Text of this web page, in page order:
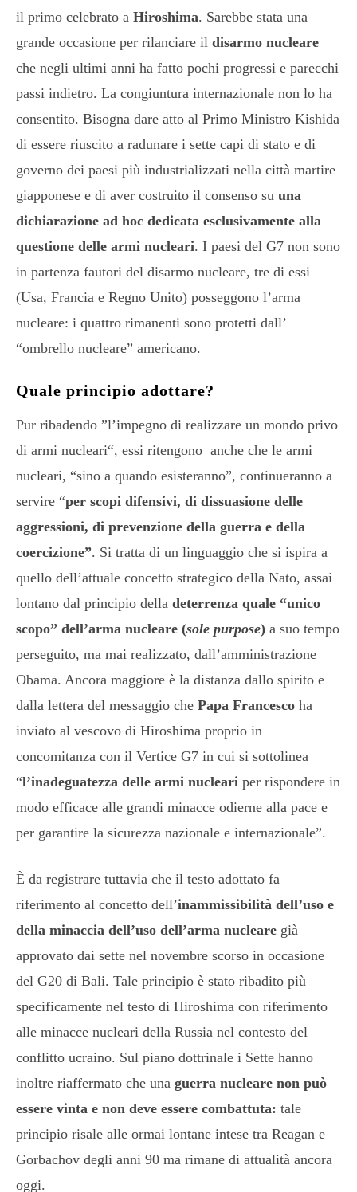
il primo celebrato a Hiroshima. Sarebbe stata una
grande occasione per rilanciare il disarmo nucleare
che negli ultimi anni ha fatto pochi progressi e parecchi
passi indietro. La congiuntura internazionale non lo ha
consentito. Bisogna dare atto al Primo Ministro Kishida
di essere riuscito a radunare i sette capi di stato e di
governo dei paesi più industrializzati nella città martire
giapponese e di aver costruito il consenso su una
dichiarazione ad hoc dedicata esclusivamente alla
questione delle armi nucleari. I paesi del G7 non sono
in partenza fautori del disarmo nucleare, tre di essi
(Usa, Francia e Regno Unito) posseggono l’arma
nucleare: i quattro rimanenti sono protetti dall’
“ombrello nucleare” americano.
Quale principio adottare?
Pur ribadendo ”l’impegno di realizzare un mondo privo
di armi nucleari“, essi ritengono anche che le armi
nucleari, “sino a quando esisteranno”, continueranno a
servire “per scopi difensivi, di dissuasione delle
aggressioni, di prevenzione della guerra e della
coercizione”. Si tratta di un linguaggio che si ispira a
quello dell’attuale concetto strategico della Nato, assai
lontano dal principio della deterrenza quale “unico
scopo” dell’arma nucleare (sole purpose) a suo tempo
perseguito, ma mai realizzato, dall’amministrazione
Obama. Ancora maggiore è la distanza dallo spirito e
dalla lettera del messaggio che Papa Francesco ha
inviato al vescovo di Hiroshima proprio in
concomitanza con il Vertice G7 in cui si sottolinea
“l’inadeguatezza delle armi nucleari per rispondere in
modo efficace alle grandi minacce odierne alla pace e
per garantire la sicurezza nazionale e internazionale”.
È da registrare tuttavia che il testo adottato fa
riferimento al concetto dell’inammissibilità dell’uso e
della minaccia dell’uso dell’arma nucleare già
approvato dai sette nel novembre scorso in occasione
del G20 di Bali. Tale principio è stato ribadito più
specificamente nel testo di Hiroshima con riferimento
alle minacce nucleari della Russia nel contesto del
conflitto ucraino. Sul piano dottrinale i Sette hanno
inoltre riaffermato che una guerra nucleare non può
essere vinta e non deve essere combattuta: tale
principio risale alle ormai lontane intese tra Reagan e
Gorbachov degli anni 90 ma rimane di attualità ancora
oggi.